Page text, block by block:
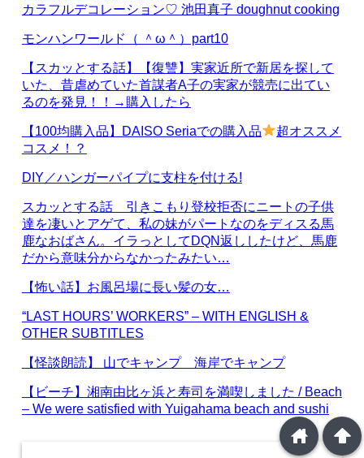
カラフルデコレーション♡ 池田真子 doughnut cooking
モンハンワールド（ ＾ω＾）part10
【スカッとする話】【復讐】実家近所で新居を探して
いた、昔虐めていた首謀者A子の実家が競売に出てい
るのを発見！！→購入したら
【100均購入品】DAISO Seriaでの購入品
超オススメ
コスメ！？
DIY／ハンガーパイプに支柱を付ける!
スカッとする話 引きこもり登校拒否にニートの子供
達を凄いとアゲて、私の妹がパートなのをディスる馬
鹿なおばさん。イラっとしてDQN返ししたけど、馬鹿
だから意味分からなかったみたい…
【怖い話】お風呂場に長い髪の女…
“LAST HOURS’ WORKERS” – WITH ENGLISH &
OTHER SUBTITLES
【怪談朗読】 山でキャンプ 海岸でキャンプ
【ビーチ】湘南由比ヶ浜と寿司を満喫しました / Beach
– We were satisfied with Yuigahama beach and sushi
arrowup
home